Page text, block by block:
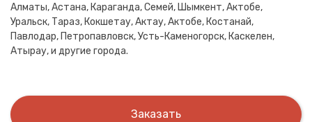
Алматы, Астана, Караганда, Семей, Шымкент, Актобе,
Уральск, Тараз, Кокшетау, Актау, Актобе, Костанай,
Павлодар, Петропавловск, Усть-Каменогорск, Каскелен,
Атырау, и другие города.
Заказать